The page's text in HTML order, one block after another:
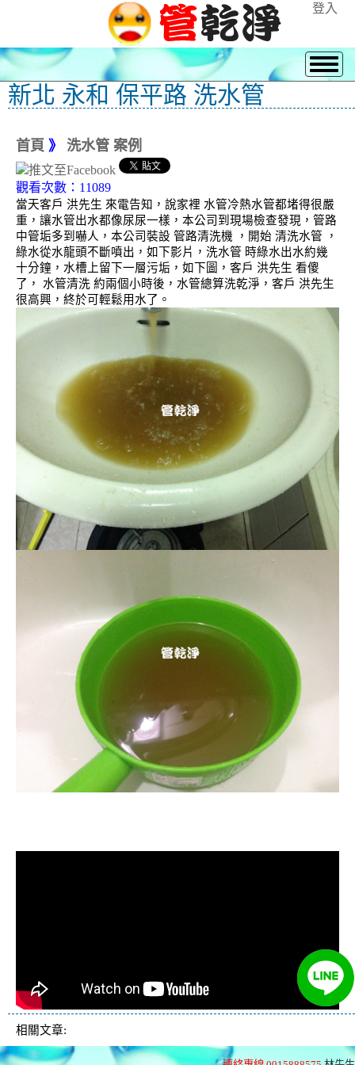
登入
新北 永和 保平路 洗水管
首頁 》 洗水管 案例
觀看次數：11089
當天客戶 洪先生 來電告知，說家裡 水管冷熱水管都堵得很嚴
重，讓水管出水都像尿尿一樣，本公司到現場檢查發現，管路
中管垢多到嚇人，本公司裝設 管路清洗機 ，開始 清洗水管 ，
綠水從水龍頭不斷噴出，如下影片，洗水管 時綠水出水約幾
十分鐘，水槽上留下一層污垢，如下圖，客戶 洪先生 看傻
了， 水管清洗 約兩個小時後，水管總算洗乾淨，客戶 洪先生
很高興，終於可輕鬆用水了。
相關文章: